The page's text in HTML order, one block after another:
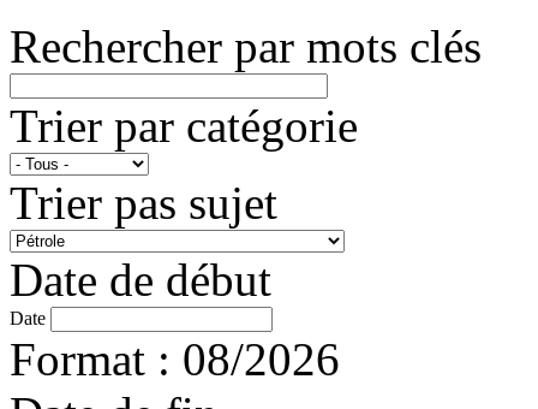
Rechercher par mots clés
Trier par catégorie
Trier pas sujet
Date de début
Date
Format : 08/2026